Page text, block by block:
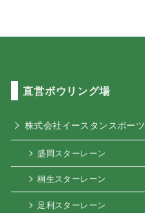
直営ボウリング場
株式会社イースタンスポーツ
盛岡スターレーン
桐生スターレーン
足利スターレーン